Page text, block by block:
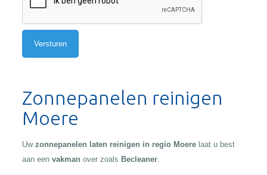
Zonnepanelen reinigen
Moere
Uw zonnepanelen laten reinigen in regio Moere laat u best
aan een vakman over zoals Becleaner.